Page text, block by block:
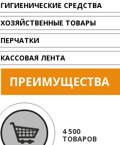
ГИГИЕНИЧЕСКИЕ СРЕДСТВА
ХОЗЯЙСТВЕННЫЕ ТОВАРЫ
ПЕРЧАТКИ
КАССОВАЯ ЛЕНТА
ПРЕИМУЩЕСТВА
4 500
ТОВАРОВ